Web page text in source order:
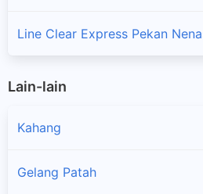
Line Clear Express Pekan
Lain-lain
Kahang
Gelang Patah